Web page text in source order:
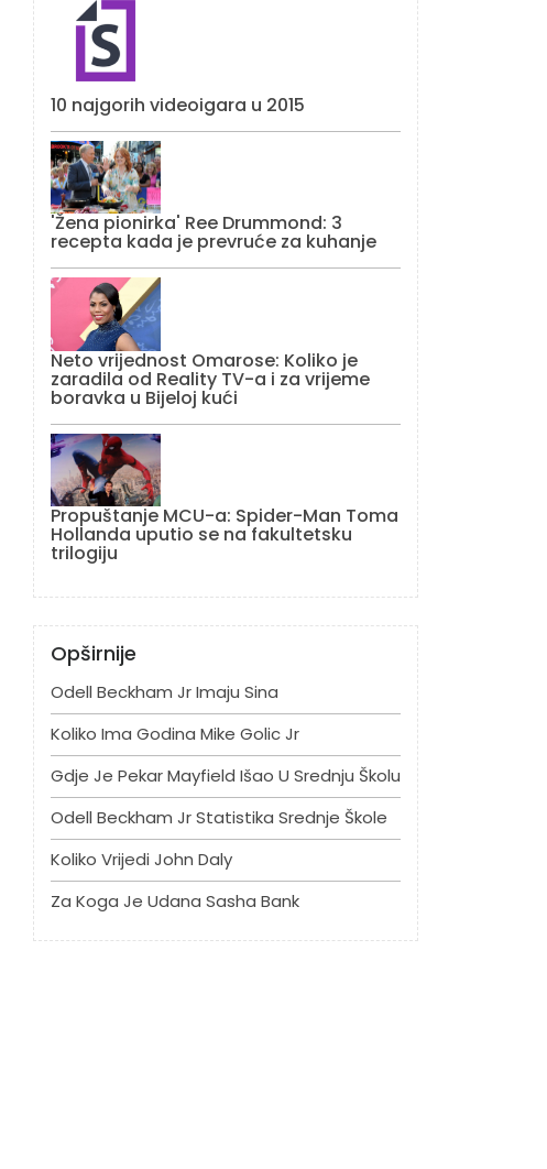
10 najgorih videoigara u 2015
'Žena pionirka' Ree Drummond: 3
recepta kada je prevruće za kuhanje
Neto vrijednost Omarose: Koliko je
zaradila od Reality TV-a i za vrijeme
boravka u Bijeloj kući
Propuštanje MCU-a: Spider-Man Toma
Hollanda uputio se na fakultetsku
trilogiju
Opširnije
Odell Beckham Jr Imaju Sina
Koliko Ima Godina Mike Golic Jr
Gdje Je Pekar Mayfield Išao U Srednju Školu
Odell Beckham Jr Statistika Srednje Škole
Koliko Vrijedi John Daly
Za Koga Je Udana Sasha Bank